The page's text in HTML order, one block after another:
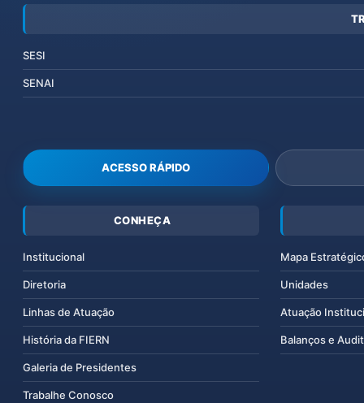
SESI
SENAI
ACESSO RÁPIDO
CONHEÇA
Institucional
Diretoria
Linhas de Atuação
História da FIERN
Galeria de Presidentes
Trabalhe Conosco
Mapa
Unidades
Atuação
Balanços e